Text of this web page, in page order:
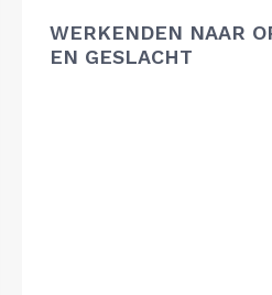
WERKENDEN NAAR
EN GESLACHT